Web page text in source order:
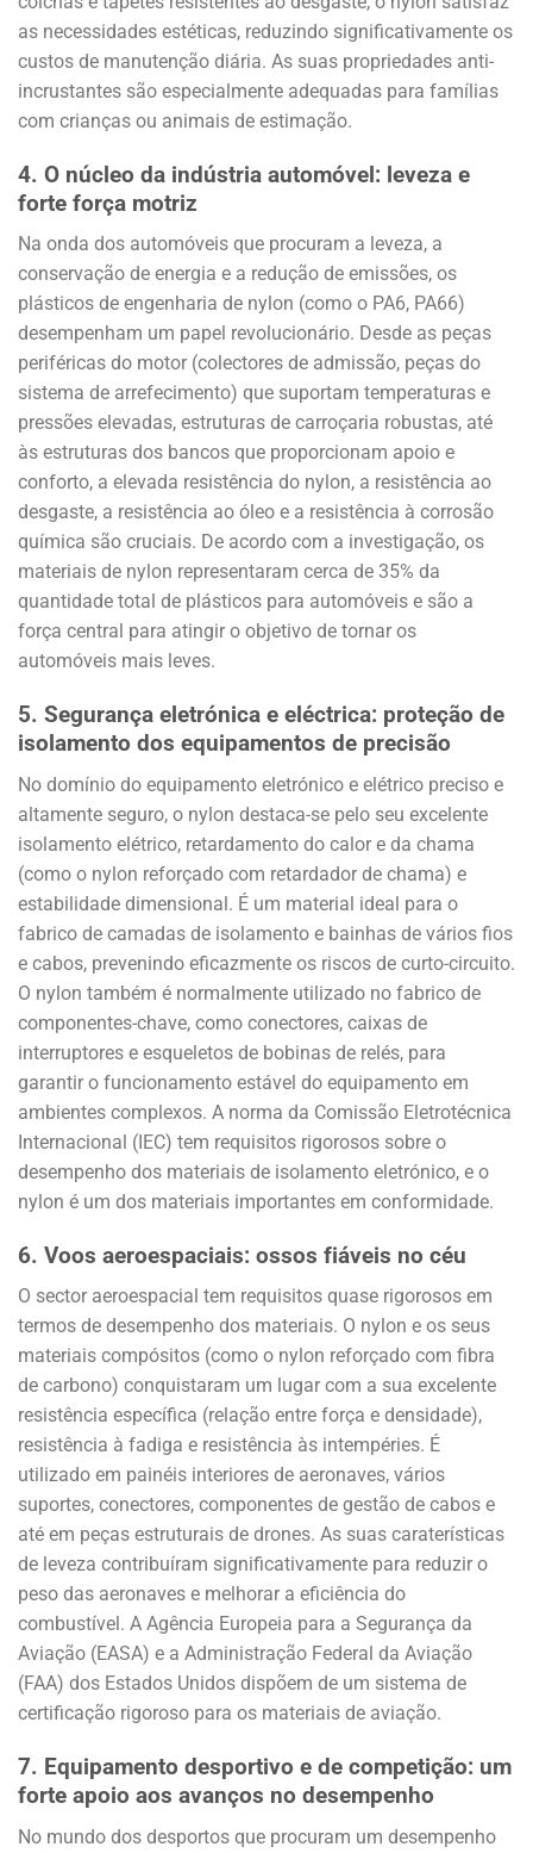
as necessidades estéticas, reduzindo significativamente os
custos de manutenção diária. As suas propriedades anti-
incrustantes são especialmente adequadas para famílias
com crianças ou animais de estimação.
4. O núcleo da indústria automóvel: leveza e
forte força motriz
Na onda dos automóveis que procuram a leveza, a
conservação de energia e a redução de emissões, os
plásticos de engenharia de nylon (como o PA6, PA66)
desempenham um papel revolucionário. Desde as peças
periféricas do motor (colectores de admissão, peças do
sistema de arrefecimento) que suportam temperaturas e
pressões elevadas, estruturas de carroçaria robustas, até
às estruturas dos bancos que proporcionam apoio e
conforto, a elevada resistência do nylon, a resistência ao
desgaste, a resistência ao óleo e a resistência à corrosão
química são cruciais. De acordo com a investigação, os
materiais de nylon representaram cerca de 35% da
quantidade total de plásticos para automóveis e são a
força central para atingir o objetivo de tornar os
automóveis mais leves.
5. Segurança eletrónica e eléctrica: proteção de
isolamento dos equipamentos de precisão
No domínio do equipamento eletrónico e elétrico preciso e
altamente seguro, o nylon destaca-se pelo seu excelente
isolamento elétrico, retardamento do calor e da chama
(como o nylon reforçado com retardador de chama) e
estabilidade dimensional. É um material ideal para o
fabrico de camadas de isolamento e bainhas de vários fios
e cabos, prevenindo eficazmente os riscos de curto-circuito.
O nylon também é normalmente utilizado no fabrico de
componentes-chave, como conectores, caixas de
interruptores e esqueletos de bobinas de relés, para
garantir o funcionamento estável do equipamento em
ambientes complexos. A norma da Comissão Eletrotécnica
Internacional (IEC) tem requisitos rigorosos sobre o
desempenho dos materiais de isolamento eletrónico, e o
nylon é um dos materiais importantes em conformidade.
6. Voos aeroespaciais: ossos fiáveis no céu
O sector aeroespacial tem requisitos quase rigorosos em
termos de desempenho dos materiais. O nylon e os seus
materiais compósitos (como o nylon reforçado com fibra
de carbono) conquistaram um lugar com a sua excelente
resistência específica (relação entre força e densidade),
resistência à fadiga e resistência às intempéries. É
utilizado em painéis interiores de aeronaves, vários
suportes, conectores, componentes de gestão de cabos e
até em peças estruturais de drones. As suas caraterísticas
de leveza contribuíram significativamente para reduzir o
peso das aeronaves e melhorar a eficiência do
combustível. A Agência Europeia para a Segurança da
Aviação (EASA) e a Administração Federal da Aviação
(FAA) dos Estados Unidos dispõem de um sistema de
certificação rigoroso para os materiais de aviação.
7. Equipamento desportivo e de competição: um
forte apoio aos avanços no desempenho
No mundo dos desportos que procuram um desempenho